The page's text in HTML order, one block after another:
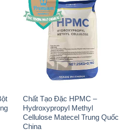
Chất Tạo Đặc HPMC –
Hydroxypropyl Methyl
Cellulose Matecel Trung Quốc
China